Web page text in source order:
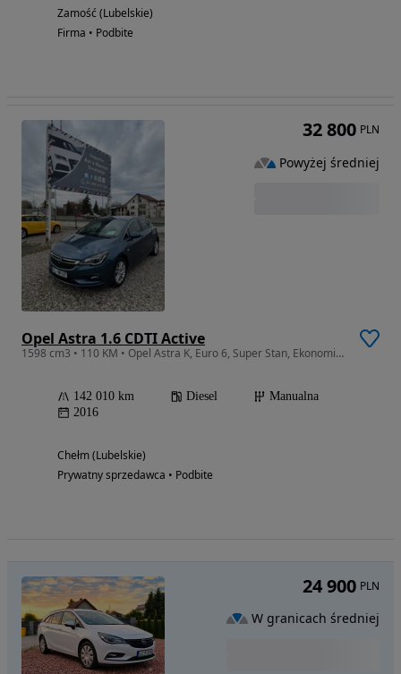
Zamość (Lubelskie)
Firma • Podbite
Opel Astra 1.6 CDTI Active
1598 cm3 • 110 KM • Opel Astra K, Euro 6, Super Stan, Ekonomiczny Silnik
142 010 km Diesel
Manualna
2016
Chełm (Lubelskie)
Prywatny sprzedawca • Podbite
32 800 PLN
Powyżej średniej
24 900 PLN
W granicach średniej